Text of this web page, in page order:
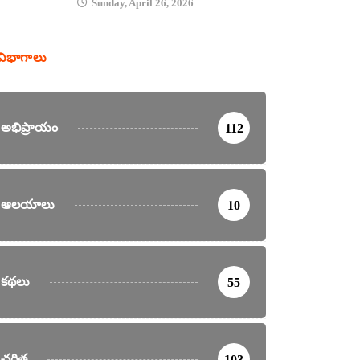
Sunday, April 26, 2026
అభిప్రాయం 112
ఆలయాలు 10
కథలు 55